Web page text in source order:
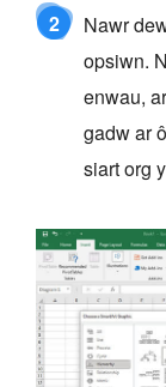
2 Nawr
opsiwn.
enwau,
gadw ar
siart org